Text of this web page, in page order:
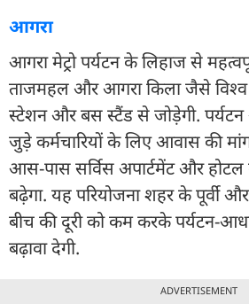
आगरा
आगरा मेट्रो पर्यटन के लिहाज से
ताजमहल और आगरा किला जैसे विश्व
स्टेशन और बस स्टैंड से जोड़ेगी. पर्यटन
जुड़े कर्मचारियों के लिए आवास की
आस-पास सर्विस अपार्टमेंट और
बढ़ेगा. यह परियोजना शहर के पूर्वी
बीच की दूरी को कम करके पर्यटन-
बढ़ावा देगी.
ADVERTISEMENT